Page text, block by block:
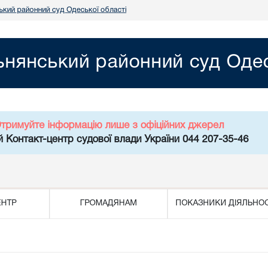
районний суд Одеської області
районний суд
інформацію лише з офіційних джерел
Контакт-центр судової влади України 044 207-35-46
ГРОМАДЯНАМ ПОКАЗНИКИ